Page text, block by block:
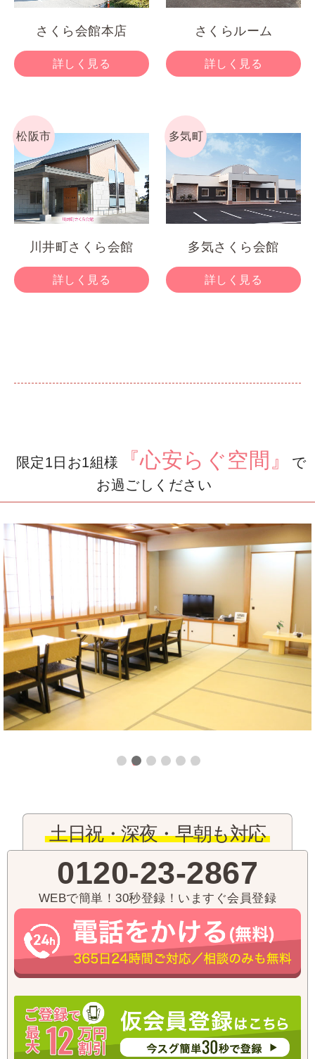
さくら会館本店
詳しく見る
さくらルーム
詳しく見る
松阪市
川井町さくら会館
詳しく見る
多気町
多気さくら会館
詳しく見る
限定1日お1組様 『心安らぐ空間』
で
お過ごしください
土日祝・深夜・早朝も対応
0120-23-2867
WEBで簡単！30秒登録！いますぐ会員登録